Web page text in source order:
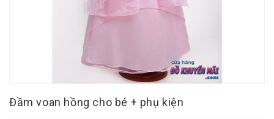
Đầm voan hồng cho bé + phụ kiện